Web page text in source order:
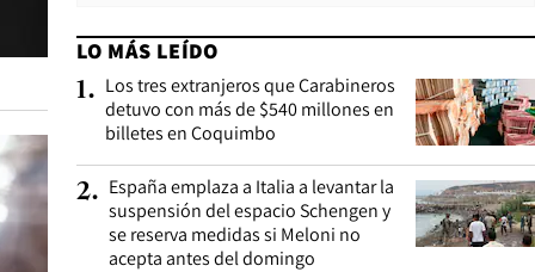
LO MÁS LEÍDO
1. Los tres extranjeros que Carabineros
detuvo con más de $540 millones en
billetes en Coquimbo
2. España emplaza a Italia a levantar la
suspensión del espacio Schengen y
se reserva medidas si Meloni no
acepta antes del domingo